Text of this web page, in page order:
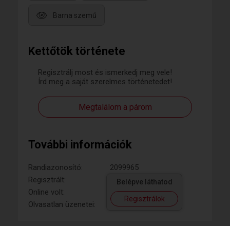
Kettőtök története
Regisztrálj most és ismerkedj meg vele!
Írd meg a saját szerelmes történetedet!
Megtalálom a párom
További információk
Randiazonosító:
2099965
Regisztrált:
Online volt:
Olvasatlan üzenetei:
Belépve láthatod
Regisztrálok
Barna szemű